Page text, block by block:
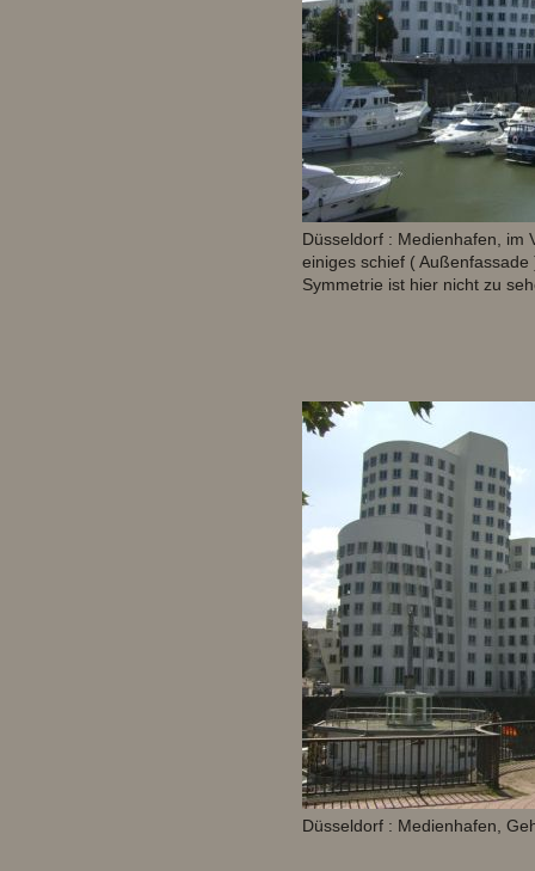
Düsseldorf : Medienhafen, im
einiges schief (
Symmetrie ist hier nicht zu
Düsseldorf : Medienhafen,